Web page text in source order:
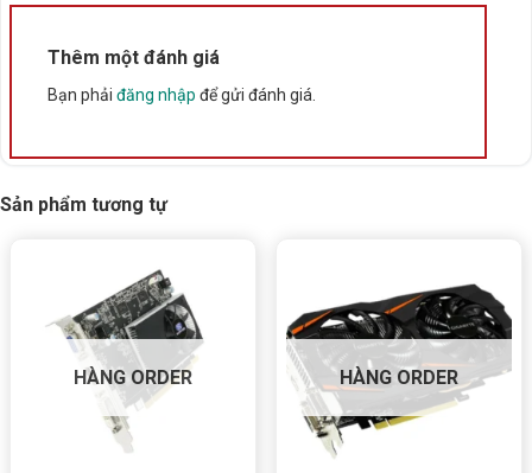
Xuất xứ Trung Quốc
Thêm một đánh giá
Bạn phải đăng nhập để gửi đánh giá.
Sản phẩm tương tự
HÀNG ORDER HÀNG ORDER